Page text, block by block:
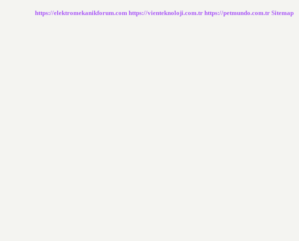
https://elektromekanikforum.com https://vienteknoloji.com.tr https://petmundo.com.tr Sitemap